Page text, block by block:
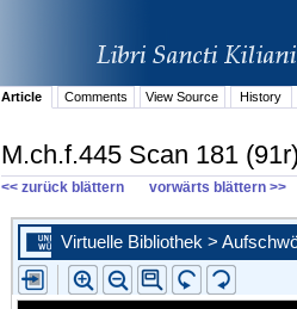
Article Comments View Source History
M.ch.f.445 Scan 181
<< zurück blättern vorwärts blättern >>